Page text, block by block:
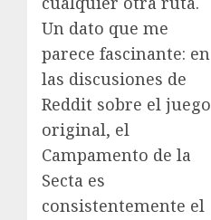
Un dato que me
parece fascinante: en
las discusiones de
Reddit sobre el juego
original, el
Campamento de la
Secta es
consistentemente el